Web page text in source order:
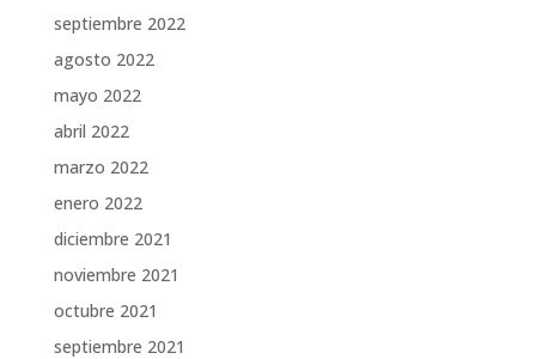
septiembre 2022
agosto 2022
mayo 2022
abril 2022
marzo 2022
enero 2022
diciembre 2021
noviembre 2021
octubre 2021
septiembre 2021